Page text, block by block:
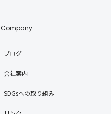
Company
ブログ
会社案内
SDGsへの取り組み